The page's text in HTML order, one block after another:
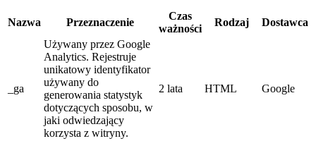
Nazwa Przeznaczenie
Czas
ważności
Rodzaj Dostawca
_ga
Używany przez Google
Analytics. Rejestruje
unikatowy identyfikator
używany do
generowania statystyk
dotyczących sposobu, w
jaki odwiedzający
korzysta z witryny.
2 lata HTML Google